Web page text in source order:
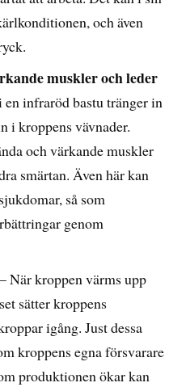
och även
muskler och leder
infraröd bastu tränger in
i kroppens vävnader.
och värkande muskler
smärtan. Även här kan
så som
genom
– När kroppen värms upp
sätter kroppens
igång. Just dessa
kroppens egna försvarare
produktionen ökar kan